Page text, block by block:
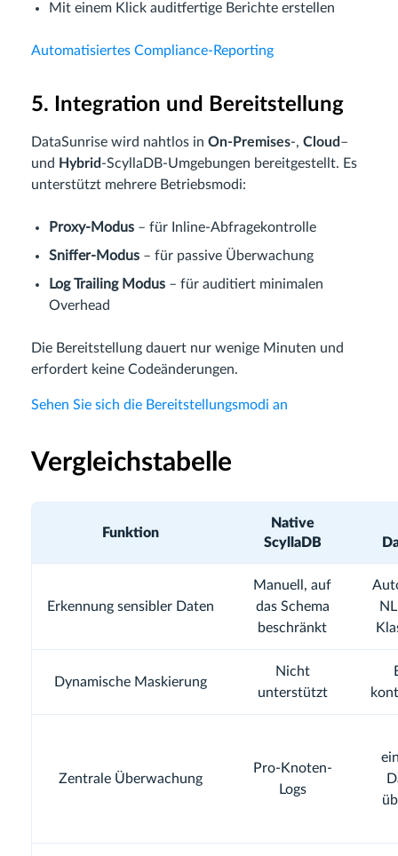
Mit einem Klick auditfertige Berichte erstellen
Automatisiertes Compliance-Reporting
5. Integration und Bereitstellung
DataSunrise wird nahtlos in On-Premises-, Cloud –
und Hybrid -ScyllaDB-Umgebungen bereitgestellt. Es
unterstützt mehrere Betriebsmodi:
Proxy-Modus – für Inline-Abfragekontrolle
Sniffer-Modus – für passive Überwachung
Log Trailing Modus – für auditiert minimalen
Overhead
Die Bereitstellung dauert nur wenige Minuten und
erfordert keine Codeänderungen.
Sehen Sie sich die Bereitstellungsmodi an
Vergleichstabelle
Funktion
Native
ScyllaDB
Erkennung sensibler Daten
Manuell, auf
das Schema
beschränkt
Dynamische Maskierung
Nicht
unterstützt
Zentrale Überwachung
Pro-Knoten-
Logs